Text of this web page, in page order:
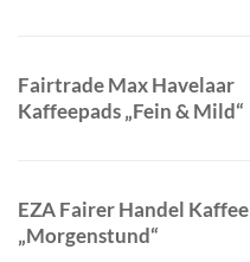
Fairtrade Max Havelaar
Kaffeepads „Fein & Mild“
EZA Fairer Handel Kaffee
„Morgenstund“